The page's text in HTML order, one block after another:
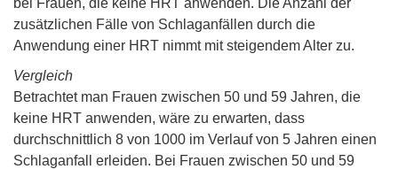
bei Frauen, die keine HRT anwenden. Die Anzahl der
zusätzlichen Fälle von Schlaganfällen durch die
Anwendung einer HRT nimmt mit steigendem Alter zu.
Vergleich
Betrachtet man Frauen zwischen 50 und 59 Jahren, die
keine HRT anwenden, wäre zu erwarten, dass
durchschnittlich 8 von 1000 im Verlauf von 5 Jahren einen
Schlaganfall erleiden. Bei Frauen zwischen 50 und 59